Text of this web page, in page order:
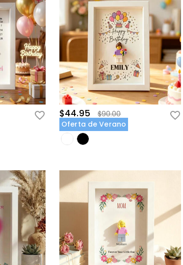
$44.95
$90.00
Oferta de Verano